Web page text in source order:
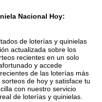
Nacional Hoy:
de loterías y quinielas
actualizada sobre los
recientes en un solo
y accede
de las loterías más
de hoy y satisface tu
con nuestro servicio
de loterías y quinielas.